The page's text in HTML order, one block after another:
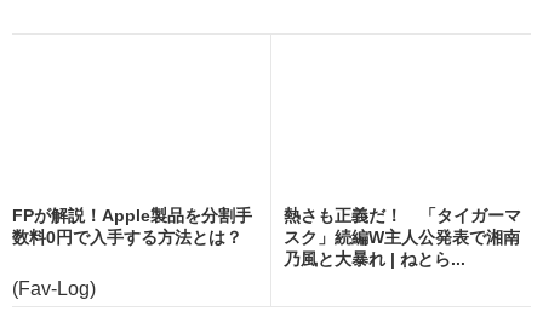
FPが解説！Apple製品を分割手
数料0円で入手する方法とは？
(Fav-Log)
熱さも正義だ！ 「タイガーマ
スク」続編W主人公発表で湘南
乃風と大暴れ | ねとら...